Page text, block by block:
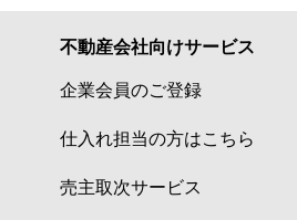
不動産会社向けサービス
企業会員のご登録
仕入れ担当の方はこちら
売主取次サービス